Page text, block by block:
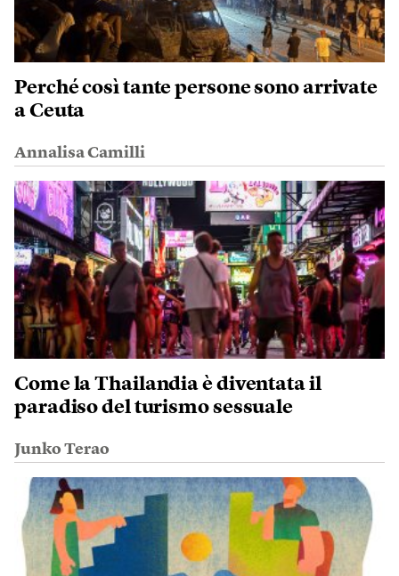
Perché così tante persone sono arrivate
a Ceuta
Annalisa Camilli
Come la Thailandia è diventata il
paradiso del turismo sessuale
Junko Terao